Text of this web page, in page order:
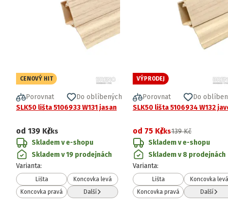
CENOVÝ HIT
Porovnat
Do oblíbených
SLK50 lišta 5106933 W131 jasan
od 139 Kč/ks
Skladem v e-shopu
Skladem v 19 prodejnách
Varianta:
Lišta
Koncovka levá
Koncovka pravá
Další
VÝPRODEJ
Porovnat
Do
SLK50 lišta 5106934 W132
od 75 Kč/ks139 Kč
Skladem v e-shopu
Skladem v 8 prodejnách
Varianta:
Lišta
Koncovka levá
Koncovka pravá
Další